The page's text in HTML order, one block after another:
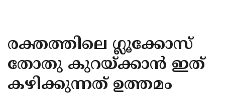
KANNUR
KASARAGOD
രക്തത്തിലെ ഗ്ലൂക്കോസ്
തോതു കുറയ്ക്കാൻ ഇത്
കഴിക്കുന്നത് ഉത്തമം